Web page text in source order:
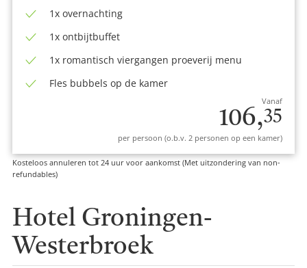
1x overnachting
1x ontbijtbuffet
1x romantisch viergangen proeverij menu
Fles bubbels op de kamer
Vanaf
106,35
per persoon (o.b.v. 2 personen op een kamer)
Kosteloos annuleren tot 24 uur voor aankomst (Met uitzondering van non-
refundables)
Hotel Groningen-
Westerbroek